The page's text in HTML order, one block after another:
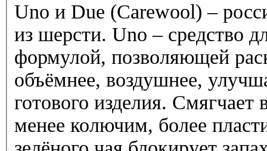
Uno и Due (Carewool) –
из шерсти. Uno – средство
формулой, позволяющей
объёмнее, воздушнее,
готового изделия. Смягчает
менее колючим, более